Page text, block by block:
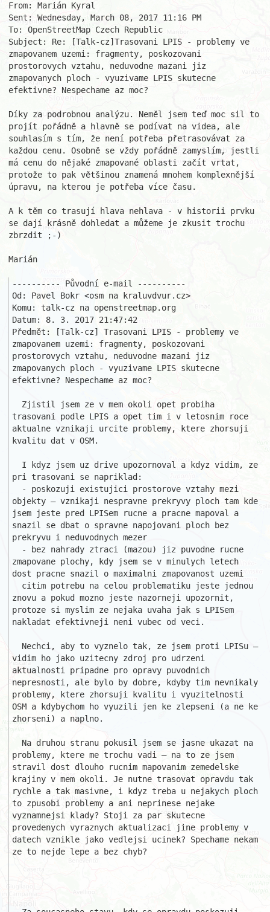
From: Marián Kyral
Sent: Wednesday, March 08, 2017 11:16 PM
To: OpenStreetMap Czech Republic
Subject: Re: [Talk-cz]Trasovani LPIS - problemy ve
zmapovanem uzemi: fragmenty, poskozovani
prostorovych vztahu, neduvodne mazani jiz
zmapovanych ploch - vyuzivame LPIS skutecne
efektivne? Nespechame az moc?
Díky za podrobnou analýzu. Neměl jsem teď moc sil to
projít pořádně a hlavně se podívat na videa, ale
souhlasím s tím, že není potřeba přetrasovávat za
každou cenu. Osobně se vždy pořádně zamyslím, jestli
má cenu do nějaké zmapované oblasti začít vrtat,
protože to pak většinou znamená mnohem komplexnější
úpravu, na kterou je potřeba více času.
A k těm co trasují hlava nehlava - v historii prvku
se dají krásně dohledat a můžeme je zkusit trochu
zbrzdit ;-)
Marián
---------- Původní e-mail ----------
Od: Pavel Bokr <osm na kraluvdvur.cz>
Komu: talk-cz na openstreetmap.org
Datum: 8. 3. 2017 21:47:42
Předmět: [Talk-cz] Trasovani LPIS - problemy ve
zmapovanem uzemi: fragmenty, poskozovani
prostorovych vztahu, neduvodne mazani jiz
zmapovanych ploch - vyuzivame LPIS skutecne
efektivne? Nespechame az moc?
trasovani podle LPIS a opet tim i v letosnim roce
aktualne vznikaji urcite problemy, ktere zhorsuji
kvalitu dat v OSM.
pri trasovani se napriklad:
objekty – vznikaji nespravne prekryvy ploch tam kde
jsem jeste pred LPISem rucne a pracne mapoval a
snazil se dbat o spravne napojovani ploch bez
prekryvu i neduvodnych mezer
zmapovane plochy, kdy jsem se v minulych letech
dost pracne snazil o maximalni zmapovanost uzemi
znovu a pokud mozno jeste nazorneji upozornit,
protoze si myslim ze nejaka uvaha jak s LPISem
nakladat efektivneji neni vubec od veci.
vidim ho jako uzitecny zdroj pro udrzeni
aktualnosti pripadne pro opravy puvodnich
nepresnosti, ale bylo by dobre, kdyby tim nevnikaly
problemy, ktere zhorsuji kvalitu i vyuzitelnosti
OSM a kdybychom ho vyuzili jen ke zlepseni (a ne ke
zhorseni) a naplno.
problemy, ktere me trochu vadi – na to ze jsem
stravil dost dlouho rucnim mapovanim zemedelske
krajiny v mem okoli. Je nutne trasovat opravdu tak
rychle a tak masivne, i kdyz treba u nejakych ploch
to zpusobi problemy a ani neprinese nejake
vyznamnejsi klady? Stoji za par skutecne
provedenych vyraznych aktualizaci jine problemy v
datech vznikle jako vedlejsi ucinek? Spechame nekam
ze to nejde lepe a bez chyb?